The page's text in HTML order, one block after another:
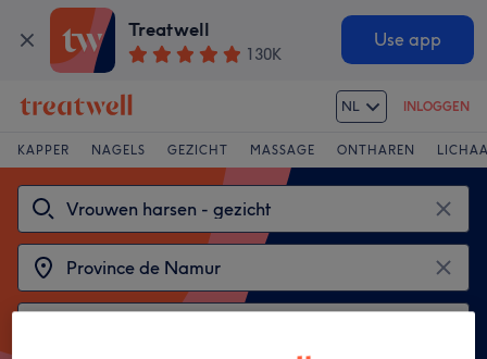
Treatwell
130K
Use app
NL INLOGGEN
KAPPER NAGELS GEZICHT MASSAGE ONTHAREN